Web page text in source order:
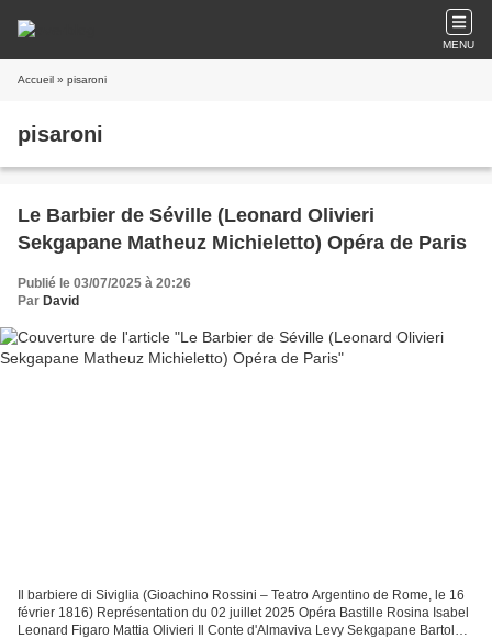
MENU
Accueil » pisaroni
pisaroni
Le Barbier de Séville (Leonard Olivieri
Sekgapane Matheuz Michieletto) Opéra de Paris
Publié le 03/07/2025 à 20:26
Par David
Il barbiere di Siviglia (Gioachino Rossini – Teatro Argentino de Rome, le 16
février 1816) Représentation du 02 juillet 2025 Opéra Bastille Rosina Isabel
Leonard Figaro Mattia Olivieri Il Conte d'Almaviva Levy Sekgapane Bartolo